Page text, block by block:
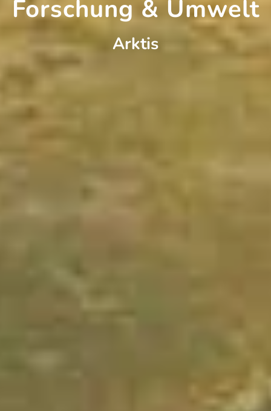
Forschung & Umwelt
Arktis